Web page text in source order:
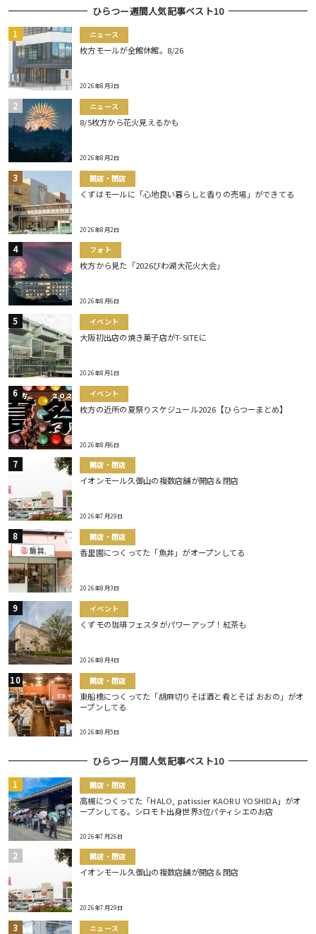
ひらつー週間人気記事ベスト10
ニュース
枚方モールが全館休館。8/26
2026年8月3日
ニュース
8/5枚方から花火見えるかも
2026年8月2日
開店・閉店
くずはモールに「心地良い暮らしと香りの売場」ができてる
2026年8月2日
フォト
枚方から見た「2026びわ湖大花火大会」
2026年8月6日
イベント
大阪初出店の焼き菓子店がT-SITEに
2026年8月1日
イベント
枚方の近所の夏祭りスケジュール2026【ひらつーまとめ】
2026年8月6日
開店・閉店
イオンモール久御山の複数店舗が開店＆閉店
2026年7月29日
開店・閉店
香里園につくってた「魚丼」がオープンしてる
2026年8月3日
イベント
くずモの珈琲フェスタがパワーアップ！紅茶も
2026年8月4日
開店・閉店
東船橋につくってた「胡麻切りそば酒と肴とそば おおの」がオ
ープンしてる
2026年8月5日
ひらつー月間人気記事ベスト10
開店・閉店
高槻につくってた「HALO, patissier KAORU YOSHIDA」がオ
ープンしてる。シロモト出身世界3位パティシエのお店
2026年7月26日
開店・閉店
イオンモール久御山の複数店舗が開店＆閉店
2026年7月29日
ニュース